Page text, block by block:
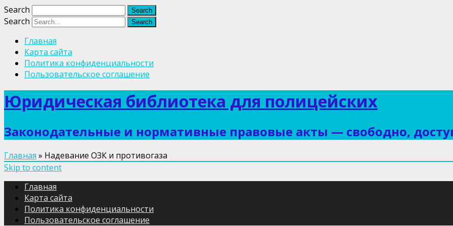
Search
Search
Главная
Карта сайта
Политика конфиденциальности
Пользовательское соглашение
Юридическая библиотека для полицейских
Законодательные и нормативные правовые акты — свободно,
Главная » Надевание ОЗК и противогаза
Skip to content
Главная
Карта сайта
Политика конфиденциальности
Пользовательское соглашение